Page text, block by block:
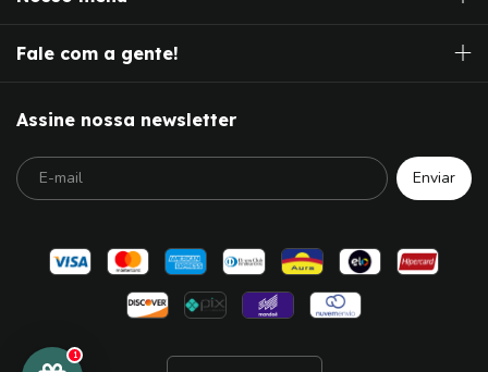
1
Fale com a gente!
Assine nossa newsletter